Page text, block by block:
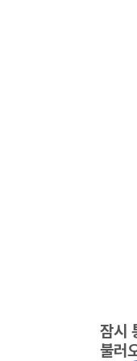
잠시
불러